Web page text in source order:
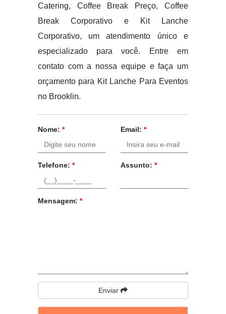
Catering, Coffee Break Preço, Coffee
Break Corporativo e Kit Lanche
Corporativo, um atendimento único e
especializado para você. Entre em
contato com a nossa equipe e faça um
orçamento para Kit Lanche Para Eventos
no Brooklin.
Nome: * Email: *
Telefone: * Assunto: *
Mensagem: *
Enviar